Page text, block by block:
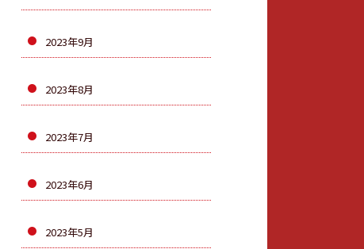
2023年9月
2023年8月
2023年7月
2023年6月
2023年5月